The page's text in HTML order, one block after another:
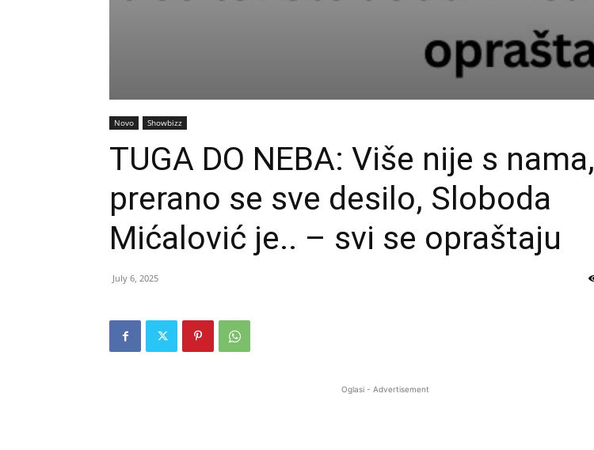
Novo Showbizz
TUGA DO NEBA: Više nije s nama,
prerano se sve desilo, Sloboda
Mićalović je.. – svi se opraštaju
July 6, 2025
Oglasi - Advertisement